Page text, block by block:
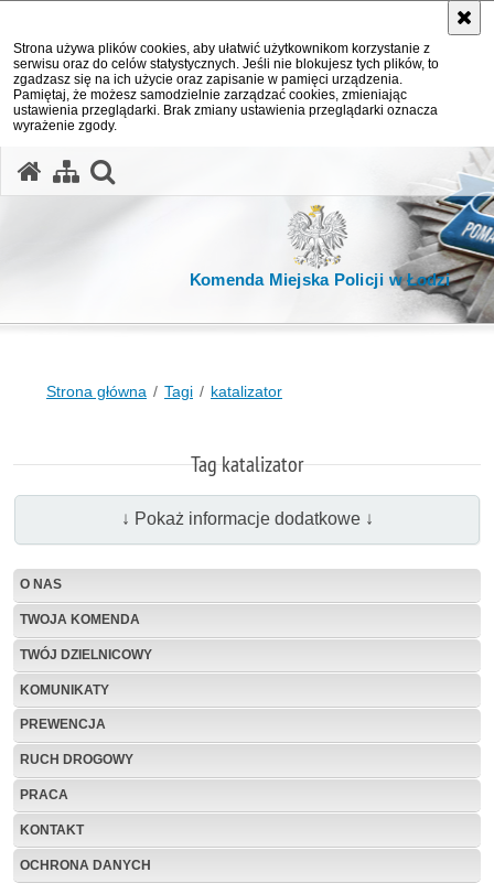
Strona używa plików cookies, aby ułatwić użytkownikom korzystanie z
serwisu oraz do celów statystycznych. Jeśli nie blokujesz tych plików, to
zgadzasz się na ich użycie oraz zapisanie w pamięci urządzenia.
Pamiętaj, że możesz samodzielnie zarządzać cookies, zmieniając
ustawienia przeglądarki. Brak zmiany ustawienia przeglądarki oznacza
wyrażenie zgody.
Komenda Miejska Policji w Łodzi
Strona główna Tagi katalizator
Tag katalizator
↓ Pokaż informacje dodatkowe ↓
O NAS
TWOJA KOMENDA
TWÓJ DZIELNICOWY
KOMUNIKATY
PREWENCJA
RUCH DROGOWY
PRACA
KONTAKT
OCHRONA DANYCH